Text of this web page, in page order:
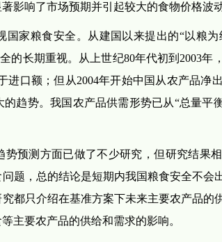
影响了市场预期并引起较大的食物价格波动
家粮食安全。从建国以来提出的“以粮
的长期重视。从上世纪80年代初到2003年
进口额；但从2004年开始中国从农产品净
趋势。我国农产品供需形势已从“总量平
势预测方面已做了不少研究，但研究结果
题，总的结论是短期内我国粮食安全不会
都只介绍在基准方案下未来主要农产品的
主要农产品的供给和需求的影响。